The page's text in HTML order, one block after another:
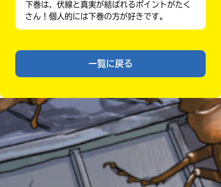
Loading. ..
下巻は、伏線と真実が結ばれるポイントがたく
さん！個人的には下巻の方が好きです。
一覧に戻る
い
る
の
で、
う
一
し
て
み
て
戻
る